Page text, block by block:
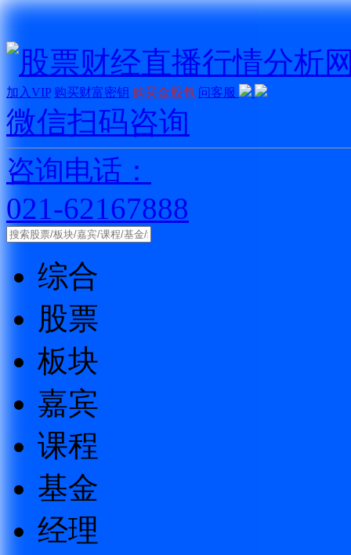
加入VIP 购买财富密钥 购买金股包 问客服
微信扫码咨询
咨询电话：
021-62167888
综合
股票
板块
嘉宾
课程
基金
经理